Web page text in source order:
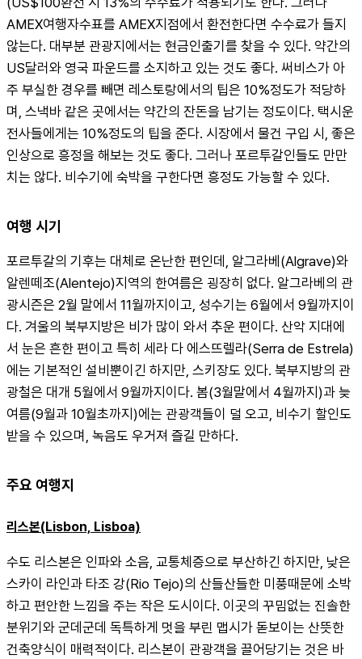
AMEX여행자수표를 AMEX지점에서 환전한다면 수수료가 들지
않는다. 대부분 관광지에서는 현금인출기를 찾을 수 있다. 약간의
US달러와 영국 파운드를 소지하고 있는 것도 좋다. 써비스가 아
주 부실한 경우를 빼면 레스토랑에서의 팁은 10%정도가 적당하
며, 스낵바 같은 곳에서는 약간의 잔돈을 남기는 정도이다. 택시운
전사들에게는 10%정도의 팁을 준다. 시장에서 물건 구입 시, 좋은
인상으로 흥정을 해보는 것도 좋다. 그러나 포르투갈인들도 만만
치는 않다. 비수기에 숙박을 구한다면 흥정도 가능할 수 있다.
여행 시기
포르투갈의 기후는 대체로 온난한 편인데, 알그라베(Algrave)와
알렌떼조(Alentejo)지역의 한여름은 굉장히 없다. 알그라베의 관
광시즌은 2월 말에서 11월까지이고, 성수기는 6월에서 9월까지이
다. 겨울의 북부지방은 비가 많이 와서 추운 편이다. 산악 지대에
서 눈은 흔한 편이고 특히 세라 다 에스뜨렐라(Serra de Estrela)
에는 기본적인 설비뿐이긴 하지만, 스키장도 있다. 북부지방의 관
광철은 대개 5월에서 9월까지이다. 봄(3월말에서 4월까지)과 늦
여름(9월과 10월초까지)에는 관광객들이 덜 오고, 비수기 할인도
받을 수 있으며, 녹음도 우거져 즐길 만하다.
주요 여행지
리스본(Lisbon, Lisboa)
수도 리스본은 인파와 소음, 교통체증으로 부산하긴 하지만, 낮은
스카이 라인과 타조 강(Rio Tejo)의 산들산들한 미풍때문에 소박
하고 편안한 느낌을 주는 작은 도시이다. 이곳의 꾸밈없는 진솔한
분위기와 군데군데 독특하게 멋을 부린 맵시가 돋보이는 산뜻한
건축양식이 매력적이다. 리스본이 관광객을 끌어당기는 것은 바